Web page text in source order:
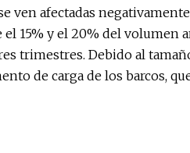
ven afectadas
15% y el 20% del volumen
trimestres. Debido al
de carga de los barcos,